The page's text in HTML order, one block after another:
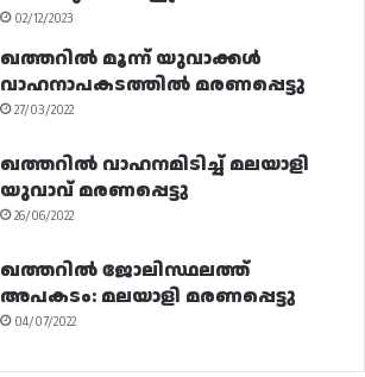
02/12/2023
ഖത്തറിൽ മൂന്ന് യുവാക്കൾ
വാഹനാപകടത്തിൽ മരണപ്പെട്ടു
27/03/2022
ഖത്തറിൽ വാഹനമിടിച്ച് മലയാളി
യുവാവ് മരണപ്പെട്ടു
26/06/2022
ഖത്തറിൽ ജോലിസ്ഥലത്ത്
അപകടം: മലയാളി മരണപ്പെട്ടു
04/07/2022